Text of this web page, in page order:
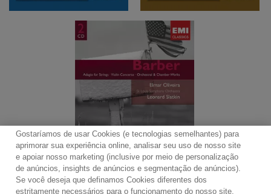
Contato Boletim de Notícias Termos de Uso
Gostaríamos de usar Cookies (e tecnologias semelhantes) para
aprimorar sua experiência online, analisar seu uso de nosso site
e apoiar nosso marketing (inclusive por meio de personalização
de anúncios, insights de anúncios e segmentação de anúncios).
Se você deseja que definamos Cookies diferentes dos
estritamente necessários para o funcionamento do nosso site,